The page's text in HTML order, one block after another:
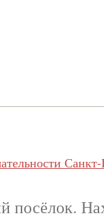
Санкт-
посёлок.